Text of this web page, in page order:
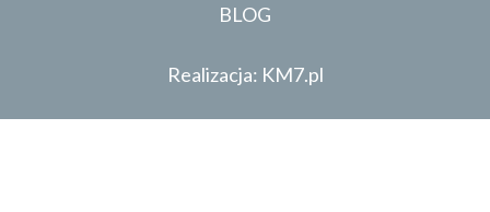
BLOG
Realizacja: KM7.pl